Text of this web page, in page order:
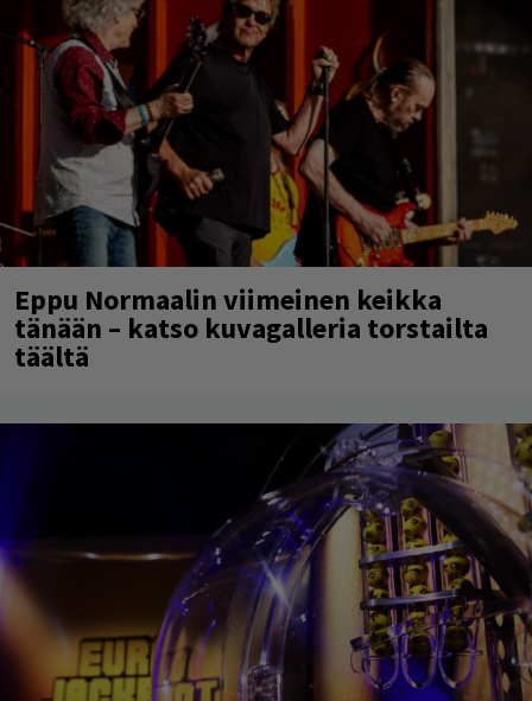
Eppu Normaalin viimeinen keikka
tänään – katso kuvagalleria torstailta
täältä